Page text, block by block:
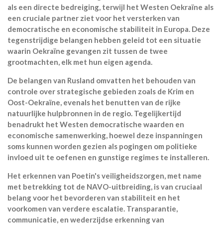
als een directe bedreiging, terwijl het Westen Oekraïne als
een cruciale partner ziet voor het versterken van
democratische en economische stabiliteit in Europa. Deze
tegenstrijdige belangen hebben geleid tot een situatie
waarin Oekraïne gevangen zit tussen de twee
grootmachten, elk met hun eigen agenda.
De belangen van Rusland omvatten het behouden van
controle over strategische gebieden zoals de Krim en
Oost-Oekraïne, evenals het benutten van de rijke
natuurlijke hulpbronnen in de regio. Tegelijkertijd
benadrukt het Westen democratische waarden en
economische samenwerking, hoewel deze inspanningen
soms kunnen worden gezien als pogingen om politieke
invloed uit te oefenen en gunstige regimes te installeren.
Het erkennen van Poetin's veiligheidszorgen, met name
met betrekking tot de NAVO-uitbreiding, is van cruciaal
belang voor het bevorderen van stabiliteit en het
voorkomen van verdere escalatie. Transparantie,
communicatie, en wederzijdse erkenning van